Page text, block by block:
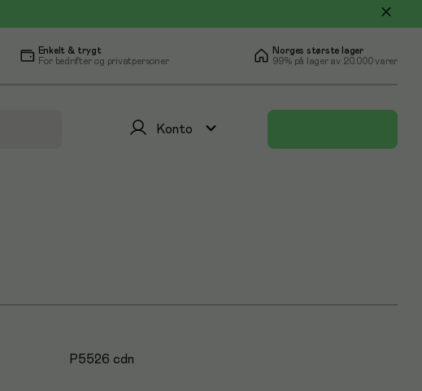
Enkelt & trygt
For bedrifter og privatpersoner
Norges største lager
99% på lager av 20.000 varer
Konto
P5526 cdn